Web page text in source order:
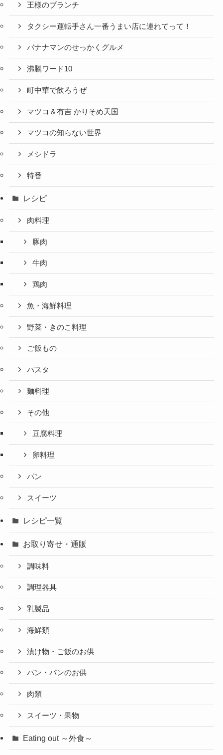
王様のブランチ
タクシー運転手さん一番うまい店に連れてって！
バナナマンのせっかくグルメ
沸騰ワード10
町中華で飲ろうぜ
マツコ＆有吉 かりそめ天国
マツコの知らない世界
メシドラ
特番
レシピ
肉料理
豚肉
牛肉
鶏肉
魚・海鮮料理
野菜・きのこ料理
ご飯もの
パスタ
麺料理
その他
豆腐料理
卵料理
パン
スイーツ
レシピ一覧
お取り寄せ・通販
調味料
調理器具
乳製品
海鮮類
漬け物・ご飯のお供
パン・パンのお供
肉類
スイーツ・果物
Eating out ～外食～